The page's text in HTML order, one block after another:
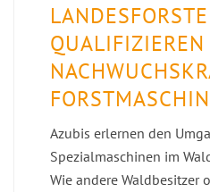
QUALIFIZIEREN
Azubis erlernen den
Spezialmaschinen im
Wie andere Waldbesitzer